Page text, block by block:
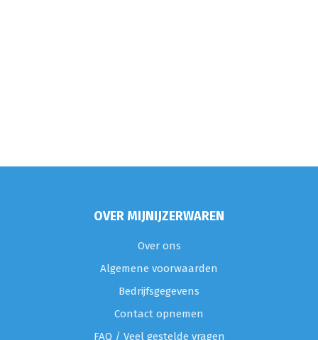
OVER MIJNIJZERWAREN
Over ons
Algemene voorwaarden
Bedrijfsgegevens
Contact opnemen
FAQ / Veel gestelde vragen